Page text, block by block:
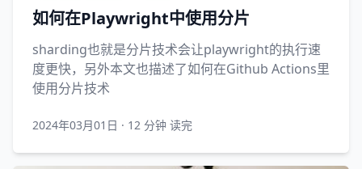
如何在Playwright中使用分片
sharding也就是分片技术会让playwright的执行速
度更快，另外本文也描述了如何在Github Actions里
使用分片技术
2024年03月01日 · 12 分钟 读完